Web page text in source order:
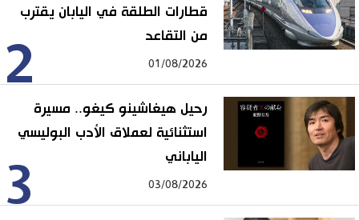
2
قطارات الطلقة في اليابان يقترب
من التقاعد
01/08/2026
3
رحيل هيغاشينو كيغو.. مسيرة
استثنائية لعملاق الأدب البوليسي
الياباني
03/08/2026